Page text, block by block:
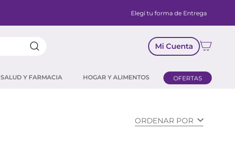
Elegí tu forma de Entrega
Mi Cuenta
SALUD Y FARMACIA HOGAR Y ALIMENTOS OFERTAS
ORDENAR POR